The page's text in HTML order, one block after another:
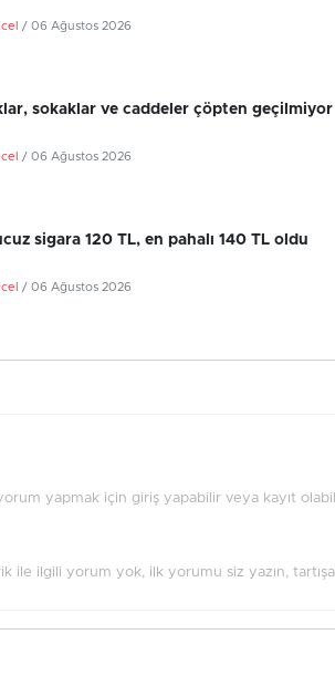
/ 06 Ağustos 2026
sokaklar ve caddeler çöpten geçilmiyor
/ 06 Ağustos 2026
sigara 120 TL, en pahalı 140 TL oldu
/ 06 Ağustos 2026
yapmak için giriş yapabilir veya kayıt
ile ilgili yorum yok, ilk yorumu siz yazın,